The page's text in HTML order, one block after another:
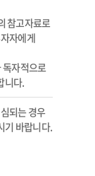
참고자료로
자에게
자적으로
니다.
되는 경우
기 바랍니다.